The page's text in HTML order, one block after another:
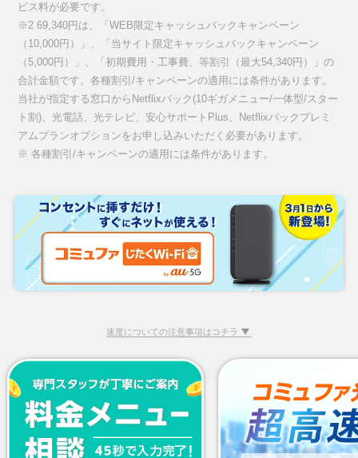
ビス料が必要です。
※2 69,340円は、「WEB限定キャッシュバックキャンペーン
（10,000円）」、「当サイト限定キャッシュバックキャンペーン
（5,000円）」、「初期費用・工事費、等割引（最大54,340円）」の
合計金額です。各種割引/キャンペーンの適用には条件があります。
当社が指定する窓口からNetflixパック(10ギガメニュー/一体型/スター
ト割)、光電話、光テレビ、安心サポートPlus、Netflixパックプレミ
アムプランオプションをお申し込みいただく必要があります。
※ 各種割引/キャンペーンの適用には条件があります。
速度についての注意事項はコチラ